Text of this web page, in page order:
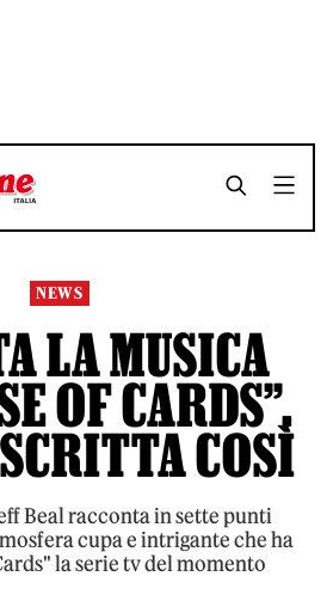
SHARE
SHARE
NEWS
LA MUSICA
OF CARDS”.
COSÌ
Beal racconta in sette punti
cupa e intrigante che ha
la serie tv del momento